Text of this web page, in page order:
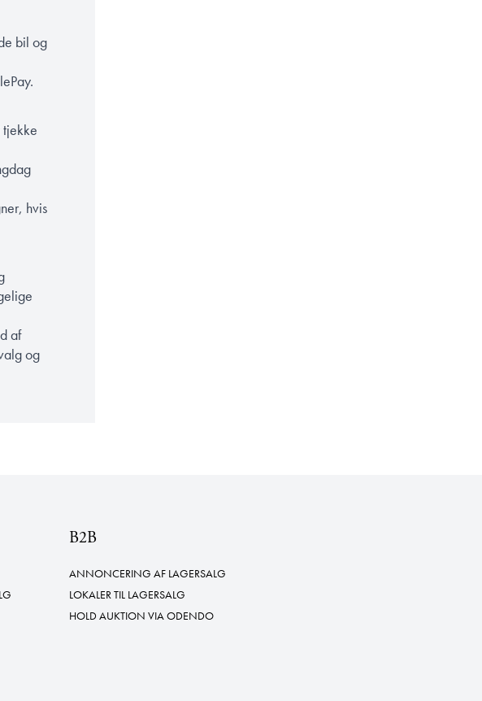
bil og
tjekke
hvis
af
og
B2B
ANNONCERING AF LAGERSALG
LOKALER TIL LAGERSALG
HOLD AUKTION VIA ODENDO